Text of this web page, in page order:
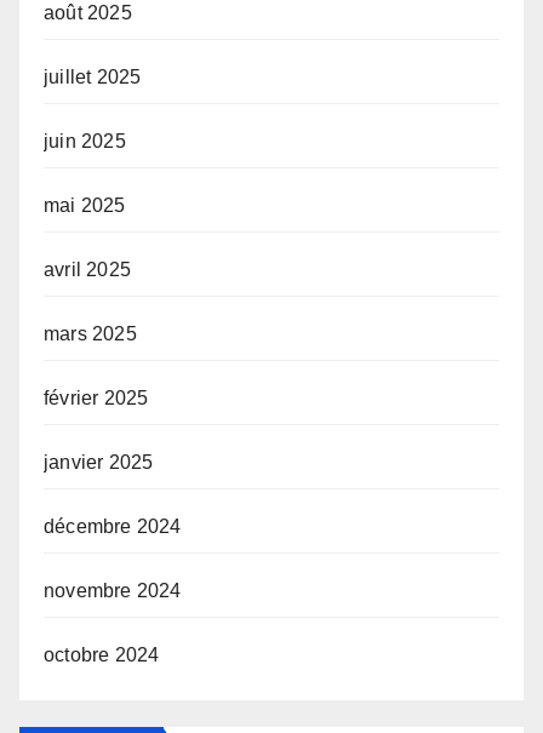
août 2025
juillet 2025
juin 2025
mai 2025
avril 2025
mars 2025
février 2025
janvier 2025
décembre 2024
novembre 2024
octobre 2024